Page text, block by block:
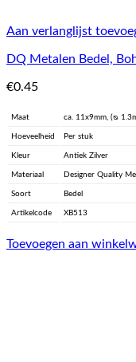
Aan verlanglijst
DQ Metalen Bedel,
€0.45
Maat ca. 11x9mm, (ᴓ
Hoeveelheid Per stuk
Kleur Antiek Zilver
Materiaal Designer Quality
Soort Bedel
Artikelcode XB513
Toevoegen aan